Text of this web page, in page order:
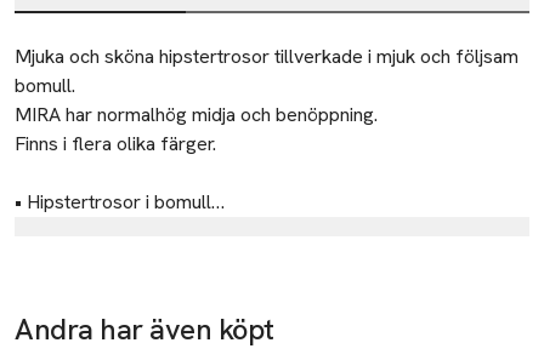
Beskrivning
Mjuka och sköna hipstertrosor tillverkade i mjuk och följsam
bomull.
MIRA har normalhög midja och benöppning.
Finns i flera olika färger.
• Hipstertrosor i bomull
Dalagatan 100
113 43 Stockholm
Andra har även köpt
Ta 3 betala för
Ta 3 betala för